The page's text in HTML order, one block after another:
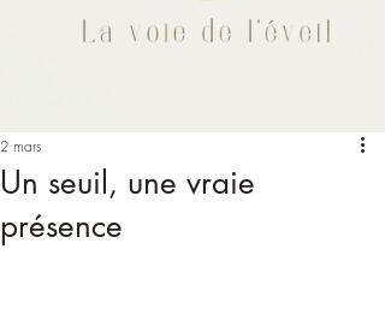
Un seuil, une vraie
présence
2 mars